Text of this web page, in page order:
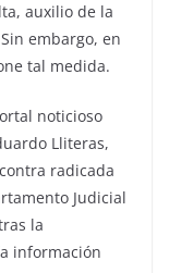
auxilio de la
embargo, en
tal medida.
noticioso
Lliteras,
radicada
Judicial
la
información